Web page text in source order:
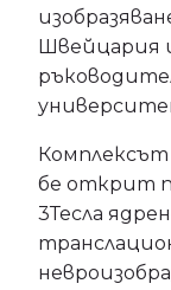
Швейцария
Комплексът
бе открит
3Тесла